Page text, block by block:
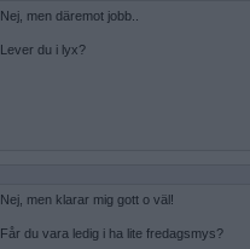
Nej, men däremot jobb..
Lever du i lyx?
Nej, men klarar mig gott o väl!
Får du vara ledig i ha lite fredagsmys?